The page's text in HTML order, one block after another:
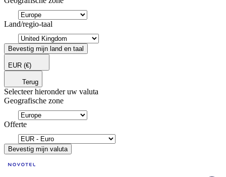
Land/regio-taal
Bevestig mijn land en taal
EUR (€)
Terug
Selecteer hieronder uw valuta
Geografische zone
Offerte
Bevestig mijn valuta